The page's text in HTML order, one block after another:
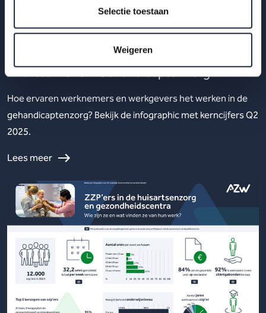
Selectie toestaan
Weigeren
29 okt 2025
Werknemers- en werkgeversenquête 2e
kwartaal 2025 – Gehandicaptenzorg
Hoe ervaren werknemers en werkgevers het werken in de
gehandicaptenzorg? Bekijk de infographic met kerncijfers Q2
2025.
Lees meer